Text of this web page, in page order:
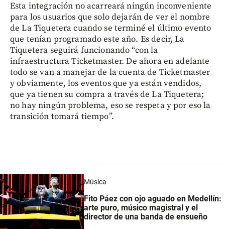
Esta integración no acarreará ningún inconveniente
para los usuarios que solo dejarán de ver el nombre
de La Tiquetera cuando se terminé el último evento
que tenían programado este año. Es decir, La
Tiquetera seguirá funcionando “con la
infraestructura Ticketmaster. De ahora en adelante
todo se van a manejar de la cuenta de Ticketmaster
y obviamente, los eventos que ya están vendidos,
que ya tienen su compra a través de La Tiquetera;
no hay ningún problema, eso se respeta y por eso la
transición tomará tiempo”.
Música
Fito Páez con ojo aguado en Medellín:
arte puro, músico magistral y el
director de una banda de ensueño